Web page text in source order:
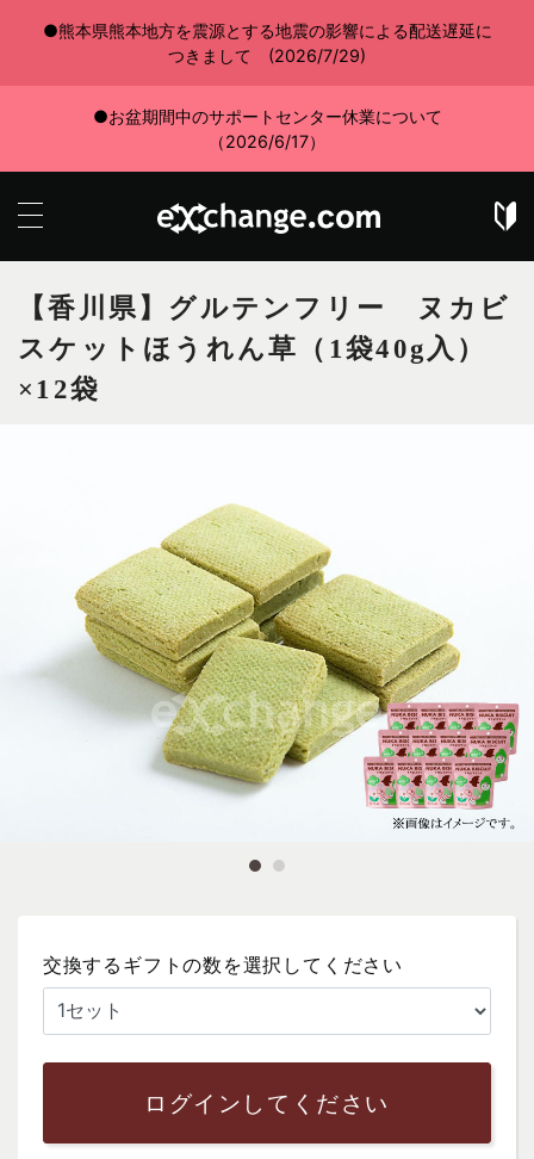
●熊本県熊本地方を震源とする地震の影響による配送遅延に
つきまして (2026/7/29)
●お盆期間中のサポートセンター休業について
（2026/6/17）
【香川県】グルテンフリー ヌカビ
スケットほうれん草（1袋40g入）
×12袋
交換するギフトの数を選択してください
ログインしてください